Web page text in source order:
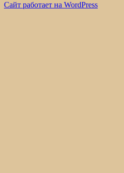
Сайт работает на WordPress